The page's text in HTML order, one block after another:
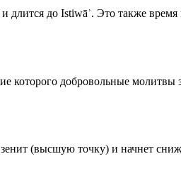
длится до Istiwāʾ. Это также
которого добровольные
(высшую точку) и начнет